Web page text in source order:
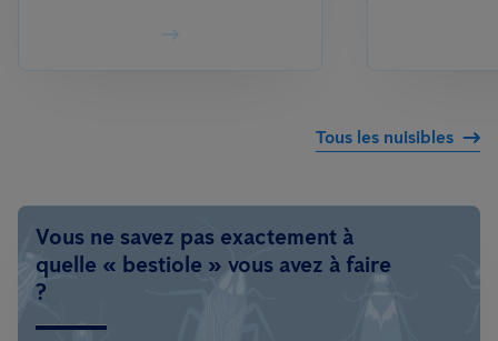
Tous les nuisibles
Vous ne savez pas exactement à
quelle « bestiole » vous avez à faire
?